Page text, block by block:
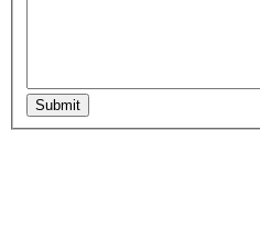
Submit